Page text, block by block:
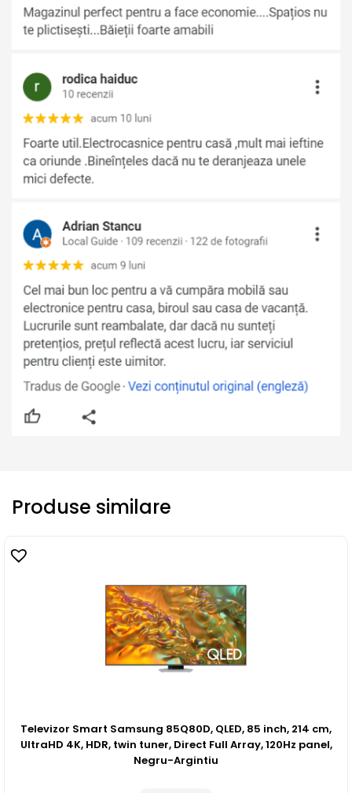
Produse similare
Televizor Smart Samsung 85Q80D, QLED, 85 inch, 214 cm,
UltraHD 4K, HDR, twin tuner, Direct Full Array, 120Hz panel,
Negru-Argintiu